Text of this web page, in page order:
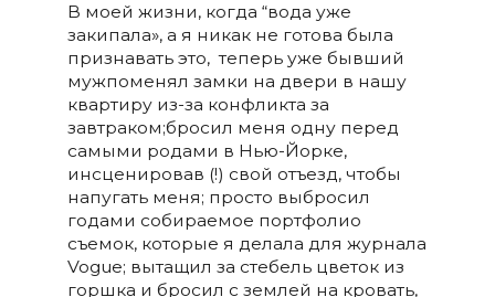
В моей жизни, когда “вода уже
закипала», а я никак не готова была
признавать это, теперь уже бывший
мужпоменял замки на двери в нашу
квартиру из-за конфликта за
завтраком;бросил меня одну перед
самыми родами в Нью-Йорке,
инсценировав (!) свой отъезд, чтобы
напугать меня; просто выбросил
годами собираемое портфолио
съемок, которые я делала для журнала
Vogue; вытащил за стебель цветок из
горшка и бросил с землей на кровать,